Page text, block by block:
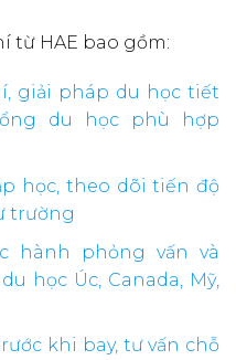
từ HAE bao gồm:
giải pháp du học tiết
du học phù hợp
học, theo dõi tiến độ
trường
hành phỏng vấn và
học Úc, Canada, Mỹ,
khi bay, tư vấn chỗ